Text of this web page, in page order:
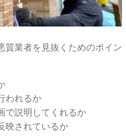
質業者を見抜くためのポイン
われるか
で説明してくれるか
映されているか